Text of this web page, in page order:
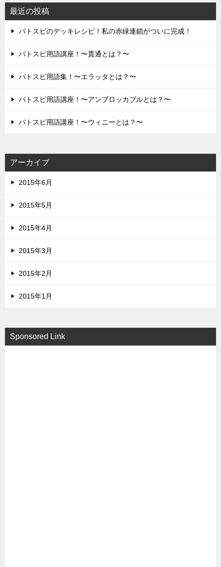
最近の投稿
バトスピのデッキレシピ！私の赤緑連鎖がついに完成！
バトスピ用語講座！〜貫通とは？〜
バトスピ用語集！〜エラッタとは？〜
バトスピ用語講座！〜アンブロッカブルとは？〜
バトスピ用語講座！〜ウィニーとは？〜
アーカイブ
2015年6月
2015年5月
2015年4月
2015年3月
2015年2月
2015年1月
Sponsored Link